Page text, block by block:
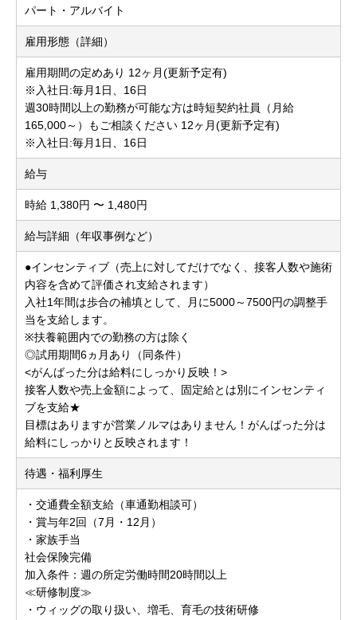
パート・アルバイト
雇用形態（詳細）
雇用期間の定めあり 12ヶ月(更新予定有)
※入社日:毎月1日、16日
週30時間以上の勤務が可能な方は時短契約社員（月給
165,000～）もご相談ください 12ヶ月(更新予定有)
※入社日:毎月1日、16日
給与
時給 1,380円 〜 1,480円
給与詳細（年収事例など）
●インセンティブ（売上に対してだけでなく、接客人数や施術
内容を含めて評価され支給されます）
入社1年間は歩合の補填として、月に5000～7500円の調整手
当を支給します。
※扶養範囲内での勤務の方は除く
◎試用期間6ヵ月あり（同条件）
<がんばった分は給料にしっかり反映！>
接客人数や売上金額によって、固定給とは別にインセンティ
ブを支給★
目標はありますが営業ノルマはありません！がんばった分は
給料にしっかりと反映されます！
待遇・福利厚生
・交通費全額支給（車通勤相談可）
・賞与年2回（7月・12月）
・家族手当
社会保険完備
加入条件：週の所定労働時間20時間以上
≪研修制度≫
・ウィッグの取り扱い、増毛、育毛の技術研修